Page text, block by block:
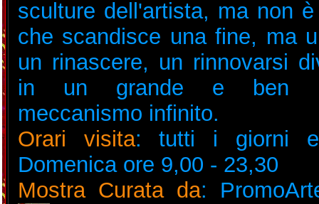
sculture dell'artista, ma non
che scandisce una fine, ma
un rinascere, un rinnovarsi
in un grande e ben
meccanismo infinito.
Orari visita: tutti i giorni
Domenica ore 9,00 - 23,30
Mostra Curata da: